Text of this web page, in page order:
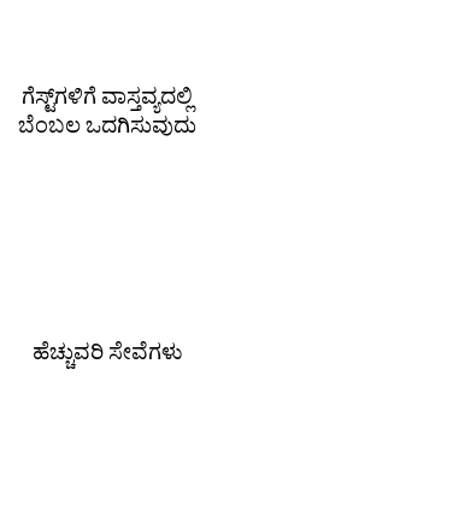
ಗೆಸ್ಟ್‌ಗಳಿಗೆ ವಾಸ್ತವ್ಯದಲ್ಲಿ
ಬೆಂಬಲ ಒದಗಿಸುವುದು
ಹೆಚ್ಚುವರಿ ಸೇವೆಗಳು